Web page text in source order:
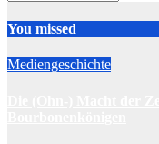
You missed
Mediengeschichte